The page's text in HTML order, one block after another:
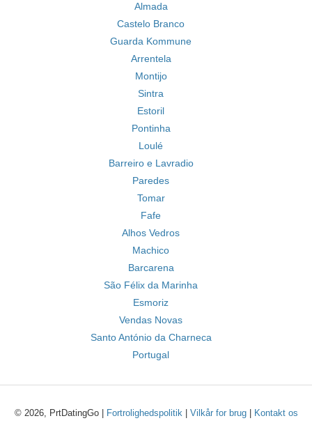
Almada
Castelo Branco
Guarda Kommune
Arrentela
Montijo
Sintra
Estoril
Pontinha
Loulé
Barreiro e Lavradio
Paredes
Tomar
Fafe
Alhos Vedros
Machico
Barcarena
São Félix da Marinha
Esmoriz
Vendas Novas
Santo António da Charneca
Portugal
© 2026, PrtDatingGo | Fortrolighedspolitik| Vilkår for brug| Kontakt os